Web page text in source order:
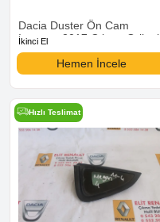
Dacia Duster Ön Cam
Izgarası 2017 Çıkma Orjinal
İkinci El
Hemen İncele
Hızlı Teslimat